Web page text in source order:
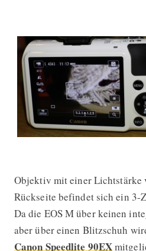
Objektiv mit einer Lichtstärke
Rückseite befindet sich ein 3-
Da die EOS M über keinen
aber über einen Blitzschuh
Canon Speedlite 90EX